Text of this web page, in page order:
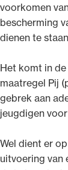
voorkomen
bescherming
dienen te
Het komt in
maatregel Pij
gebrek aan
jeugdigen
Wel dient er
uitvoering van